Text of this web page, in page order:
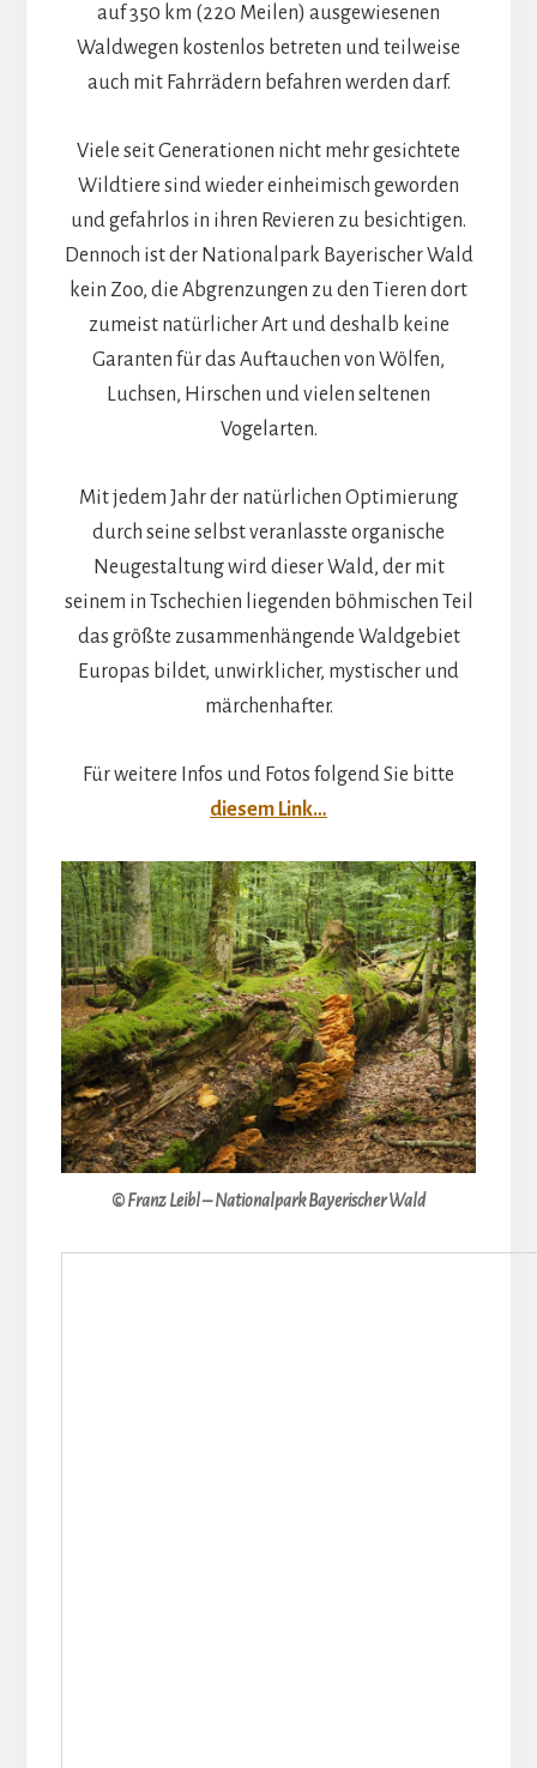
auf 350 km (220 Meilen) ausgewiesenen
Waldwegen kostenlos betreten und teilweise
auch mit Fahrrädern befahren werden darf.
Viele seit Generationen nicht mehr gesichtete
Wildtiere sind wieder einheimisch geworden
und gefahrlos in ihren Revieren zu besichtigen.
Dennoch ist der Nationalpark Bayerischer Wald
kein Zoo, die Abgrenzungen zu den Tieren dort
zumeist natürlicher Art und deshalb keine
Garanten für das Auftauchen von Wölfen,
Luchsen, Hirschen und vielen seltenen
Vogelarten.
Mit jedem Jahr der natürlichen Optimierung
durch seine selbst veranlasste organische
Neugestaltung wird dieser Wald, der mit
seinem in Tschechien liegenden böhmischen Teil
das größte zusammenhängende Waldgebiet
Europas bildet, unwirklicher, mystischer und
märchenhafter.
Für weitere Infos und Fotos folgend Sie bitte
diesem Link…
© Franz Leibl – Nationalpark Bayerischer Wald